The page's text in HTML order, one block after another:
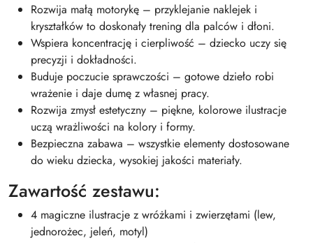
Rozwija małą motorykę – przyklejanie naklejek i
kryształków to doskonały trening dla palców i dłoni.
Wspiera koncentrację i cierpliwość – dziecko uczy się
precyzji i dokładności.
Buduje poczucie sprawczości – gotowe dzieło robi
wrażenie i daje dumę z własnej pracy.
Rozwija zmysł estetyczny – piękne, kolorowe ilustracje
uczą wrażliwości na kolory i formy.
Bezpieczna zabawa – wszystkie elementy dostosowane
do wieku dziecka, wysokiej jakości materiały.
Zawartość zestawu:
4 magiczne ilustracje z wróżkami i zwierzętami (lew,
jednorożec, jeleń, motyl)